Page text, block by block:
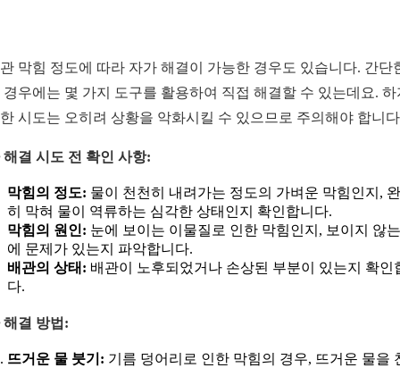
막힘 정도에 따라 자가 해결이 가능한 경우도 있습니다. 간단
경우에는 몇 가지 도구를 활용하여 직접 해결할 수 있는데요. 하
시도는 오히려 상황을 악화시킬 수 있으므로 주의해야 합니
해결 시도 전 확인 사항:
막힘의 정도: 물이 천천히 내려가는 정도의 가벼운 막힘인지,
히 막혀 물이 역류하는 심각한 상태인지 확인합니다.
막힘의 원인: 눈에 보이는 이물질로 인한 막힘인지, 보이지 않
에 문제가 있는지 파악합니다.
배관의 상태: 배관이 노후되었거나 손상된 부분이 있는지 확인
다.
해결 방법:
뜨거운 물 붓기: 기름 덩어리로 인한 막힘의 경우, 뜨거운 물을